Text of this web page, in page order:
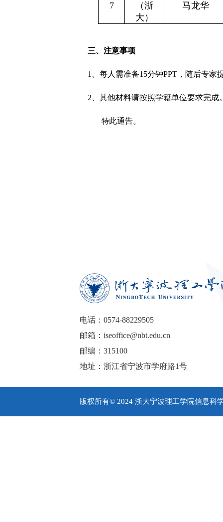
7
（浙
大）
马龙华
三、注意事项
1 、每人需准备15分钟PPT ，随后专家
2 、其他材料请按照学籍单位要求完成
特此通告。
电话：0574-88229505
邮箱：iseoffice@nbt.edu.cn
邮编：315100
地址：浙江省宁波市学府路1号
版权所有© 2024 浙大宁波理工学院信息科